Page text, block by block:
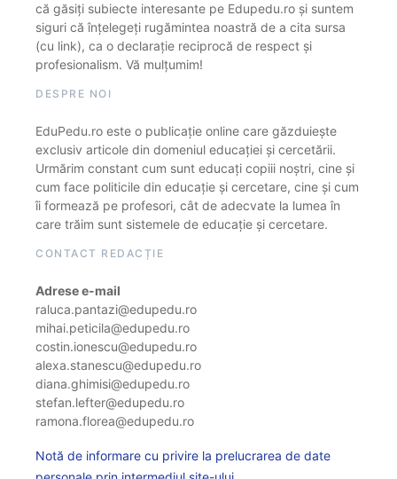
că găsiți subiecte interesante pe Edupedu.ro și suntem
siguri că înțelegeți rugămintea noastră de a cita sursa
(cu link), ca o declarație reciprocă de respect și
profesionalism. Vă mulțumim!
DESPRE NOI
EduPedu.ro este o publicație online care găzduiește
exclusiv articole din domeniul educației și cercetării.
Urmărim constant cum sunt educați copiii noștri, cine și
cum face politicile din educație și cercetare, cine și cum
îi formează pe profesori, cât de adecvate la lumea în
care trăim sunt sistemele de educație și cercetare.
CONTACT REDACȚIE
Adrese e-mail
raluca.pantazi@edupedu.ro
mihai.peticila@edupedu.ro
costin.ionescu@edupedu.ro
alexa.stanescu@edupedu.ro
diana.ghimisi@edupedu.ro
stefan.lefter@edupedu.ro
ramona.florea@edupedu.ro
Notă de informare cu privire la prelucrarea de date